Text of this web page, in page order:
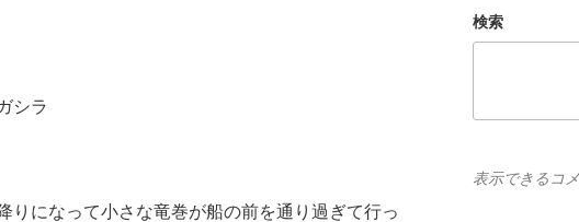
シラ
りになって小さな竜巻が船の前を通り過ぎて行っ
検索
表示できるコ